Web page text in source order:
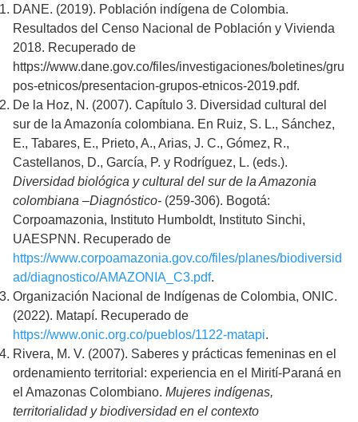
DANE. (2019). Población indígena de Colombia.
Resultados del Censo Nacional de Población y Vivienda
2018. Recuperado de
https://www.dane.gov.co/files/investigaciones/boletines/gru
pos-etnicos/presentacion-grupos-etnicos-2019.pdf.
De la Hoz, N. (2007). Capítulo 3. Diversidad cultural del
sur de la Amazonía colombiana. En Ruiz, S. L., Sánchez,
E., Tabares, E., Prieto, A., Arias, J. C., Gómez, R.,
Castellanos, D., García, P. y Rodríguez, L. (eds.).
Diversidad biológica y cultural del sur de la Amazonia
colombiana –Diagnóstico- (259-306). Bogotá:
Corpoamazonia, Instituto Humboldt, Instituto Sinchi,
UAESPNN. Recuperado de
https://www.corpoamazonia.gov.co/files/planes/biodiversid
ad/diagnostico/AMAZONIA_C3.pdf.
Organización Nacional de Indígenas de Colombia, ONIC.
(2022). Matapí. Recuperado de
https://www.onic.org.co/pueblos/1122-matapi.
Rivera, M. V. (2007). Saberes y prácticas femeninas en el
ordenamiento territorial: experiencia en el Mirití-Paraná en
el Amazonas Colombiano. Mujeres indígenas,
territorialidad y biodiversidad en el contexto